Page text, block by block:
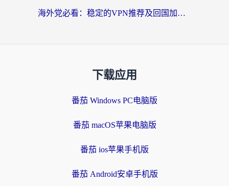
海外党必看：稳定的VPN推荐及回国加速器选择全攻略——告别地域限制，轻松刷国内资源
下载应用
番茄 Windows PC电脑版
番茄 macOS苹果电脑版
番茄 ios苹果手机版
番茄 Android安卓手机版